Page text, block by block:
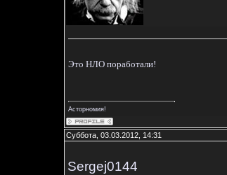
Это НЛО поработали!
Асторномия!
Суббота, 03.03.2012, 14:31
Sergej0144